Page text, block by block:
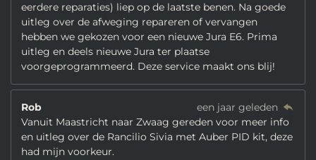
eerdere reparaties) liep op de laatste benen. Na goede
uitleg over de afweging repareren of vervangen
hebben we gekozen voor een nieuwe Jura E6. Prima
uitleg en deels nieuwe Jura ter plaatse
voorgeprogrammeerd. Deze service maakt ons blij!
Rob
een jaar geleden
Vanuit Maastricht naar Zwaag gereden voor meer info
en uitleg over de Rancilio Sivia met Auber PID kit, deze
had mijn voorkeur.